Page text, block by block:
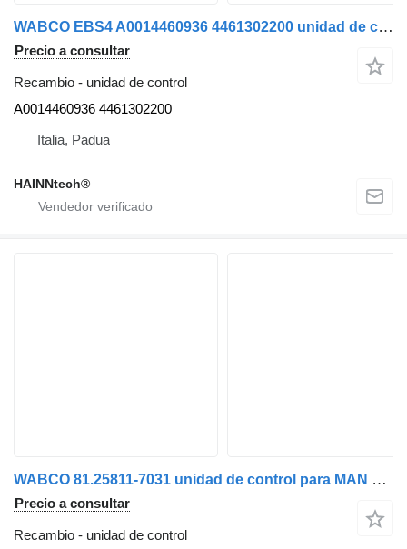
WABCO EBS4 A0014460936 4461302200 unidad de control para Mercedes-Benz ACTROS AROCS E6 camión
Precio a consultar
Recambio - unidad de control
A0014460936 4461302200
Italia, Padua
HAINNtech®
WABCO 81.25811-7031 unidad de control para MAN TGX euro 6 camión
Precio a consultar
Recambio - unidad de control